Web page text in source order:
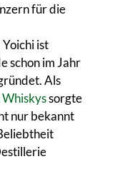
für die
Yoichi ist
schon im Jahr
Als
Whiskyssorgte
nur bekannt